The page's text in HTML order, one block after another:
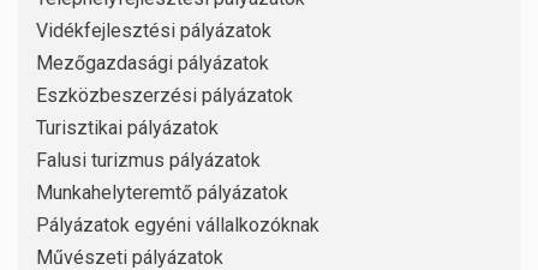
Vidékfejlesztési pályázatok
Mezőgazdasági pályázatok
Eszközbeszerzési pályázatok
Turisztikai pályázatok
Falusi turizmus pályázatok
Munkahelyteremtő pályázatok
Pályázatok egyéni vállalkozóknak
Művészeti pályázatok